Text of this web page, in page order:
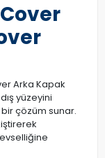
Arka Kapak
yüzeyini
çözüm sunar.